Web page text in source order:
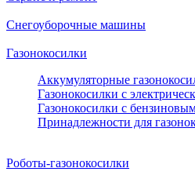
Снегоуборочные машины
Газонокосилки
Аккумуляторные
Газонокосилки с
Газонокосилки с
Принадлежности для
Роботы-газонокосилки